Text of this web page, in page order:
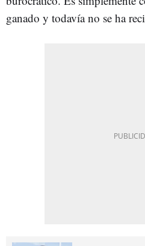
ganado y todavía no se ha